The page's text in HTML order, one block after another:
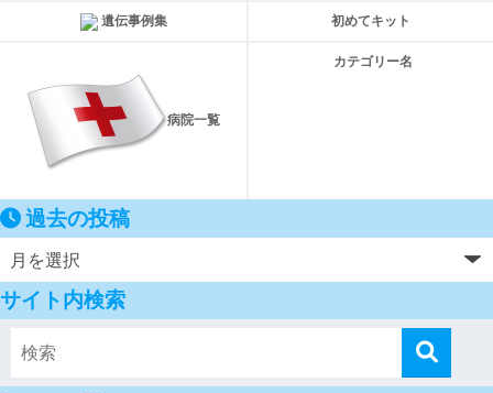
遺伝事例集 初めてキット
病院一覧
カテゴリー名
過去の投稿
サイト内検索